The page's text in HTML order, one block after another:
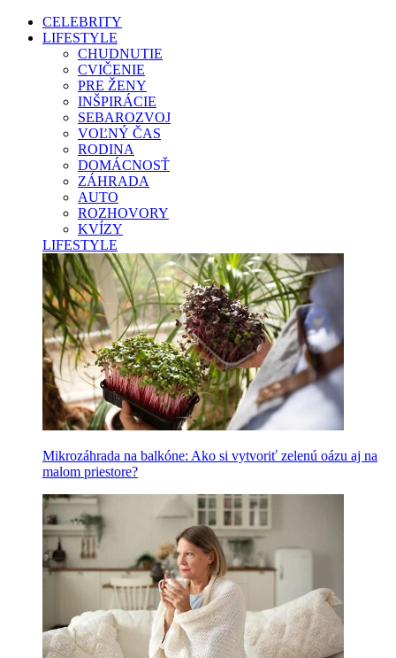
CELEBRITY
LIFESTYLE
CHUDNUTIE
CVIČENIE
PRE ŽENY
INŠPIRÁCIE
SEBAROZVOJ
VOĽNÝ ČAS
RODINA
DOMÁCNOSŤ
ZÁHRADA
AUTO
ROZHOVORY
KVÍZY
LIFESTYLE
Mikrozáhrada na balkóne: Ako si vytvoriť zelenú oázu aj na
malom priestore?